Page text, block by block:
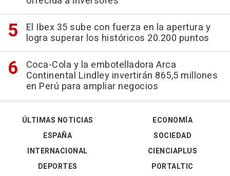
El Ibex 35 sube con fuerza en la apertura y
logra superar los históricos 20.200 puntos
Coca-Cola y la embotelladora Arca
Continental Lindley invertirán 865,5 millones
en Perú para ampliar negocios
ÚLTIMAS NOTICIAS
ESPAÑA
INTERNACIONAL
DEPORTES
ECONOMÍA
SOCIEDAD
CIENCIAPLUS
PORTALTIC